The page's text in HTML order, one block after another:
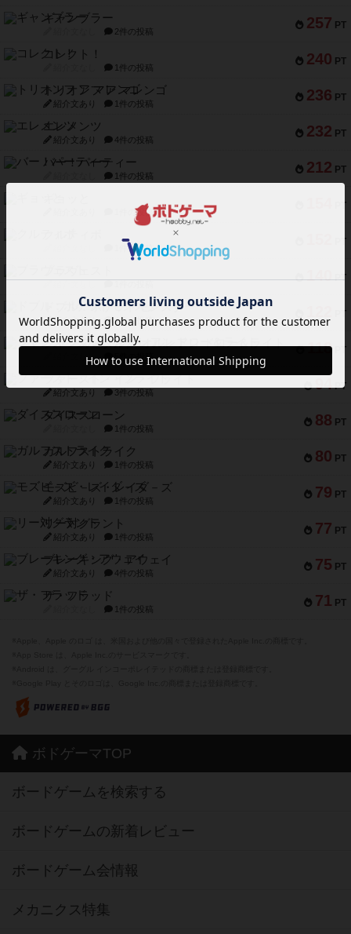
257 PT
ギャンブラー
2件の投稿
240 PT
コレクト！
1件の投稿
236 PT
トリオンフ ア マレンゴ
紹介文あり 1件の投稿
232 PT
エレメンツ
紹介文あり 4件の投稿
212 PT
バー！パーティー
1件の投稿
PT
1件の投稿
PT
1件の投稿
140 PT
PT
ドブル：ポケットモンスター
紹介文あり 4件の投稿
118 PT
ジャンヌ・ダルク-オルレアン ドロー＆ライト
紹介文なし 5件の投稿
94 PT
ファースト・イン・フライト
紹介文あり 3件の投稿
88 PT
ダイススローン
1件の投稿
80 PT
ガルフストライク
紹介文あり 1件の投稿
79 PT
モズビ－ズ・レイダ－ズ
紹介文あり 1件の投稿
77 PT
リー対グラント
紹介文あり 1件の投稿
75 PT
ブレーキング・アウェイ
紹介文あり 4件の投稿
71 PT
ザ・フラッド
1件の投稿
ボドゲーマTOP
ボードゲームを検索する
ボードゲームの新着レビュー
ボードゲーム会情報
メカニクス特集